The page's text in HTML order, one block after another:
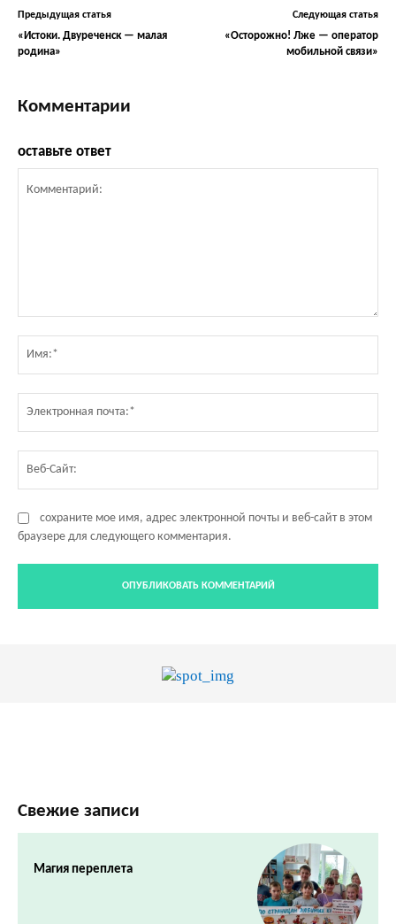
Предыдущая статья
«Истоки. Двуреченск — малая
родина»
Следующая статья
«Осторожно! Лже — оператор
мобильной связи»
Комментарии
оставьте ответ
сохраните мое имя, адрес электронной почты и веб-сайт в этом
браузере для следующего комментария.
Свежие записи
Магия переплета